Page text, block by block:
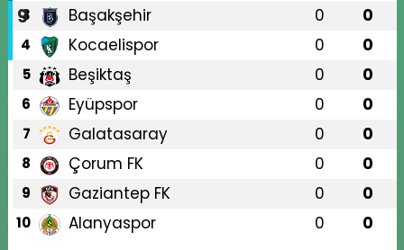
3 Başakşehir 0 0
4 Kocaelispor 0 0
5 Beşiktaş 0 0
6 Eyüpspor 0 0
7 Galatasaray 0 0
8 Çorum FK 0 0
9 Gaziantep FK 0 0
10 Alanyaspor 0 0